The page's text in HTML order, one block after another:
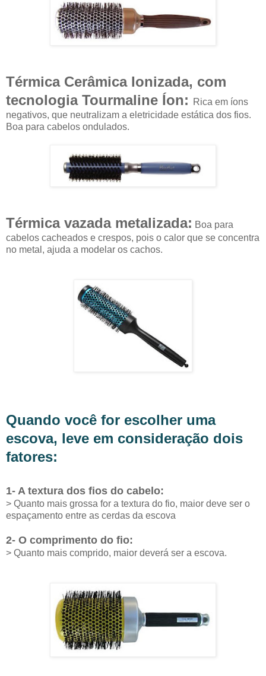
Térmica Cerâmica Ionizada, com
tecnologia Tourmaline Íon:
Rica em íons
negativos, que neutralizam a eletricidade estática dos fios.
Boa para cabelos ondulados.
Térmica vazada metalizada: Boa para
cabelos cacheados e crespos, pois o calor que se concentra
no metal, ajuda a modelar os cachos.
Quando você for escolher uma
escova, leve em consideração dois
fatores:
1- A textura dos fios do cabelo:
> Quanto mais grossa for a textura do fio, maior deve ser o
espaçamento entre as cerdas da escova
2- O comprimento do fio:
> Quanto mais comprido, maior deverá ser a escova.